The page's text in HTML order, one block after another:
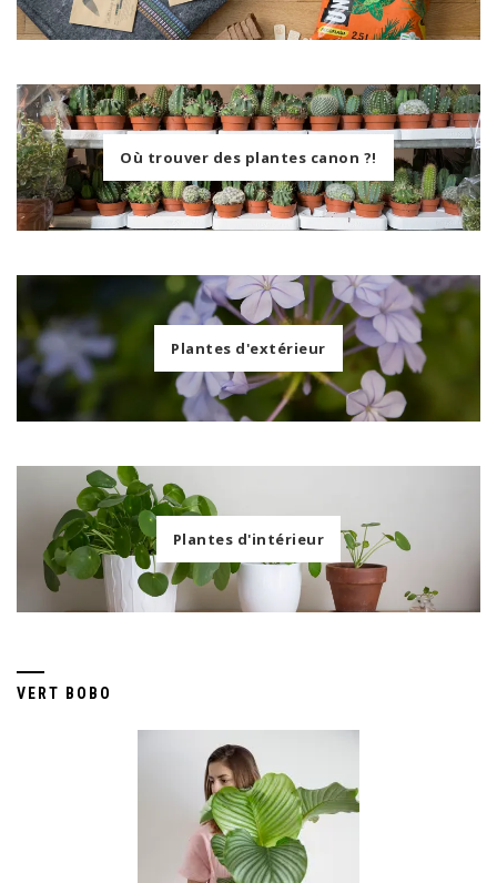
Où trouver des plantes canon ?!
Plantes d'extérieur
Plantes d'intérieur
VERT BOBO